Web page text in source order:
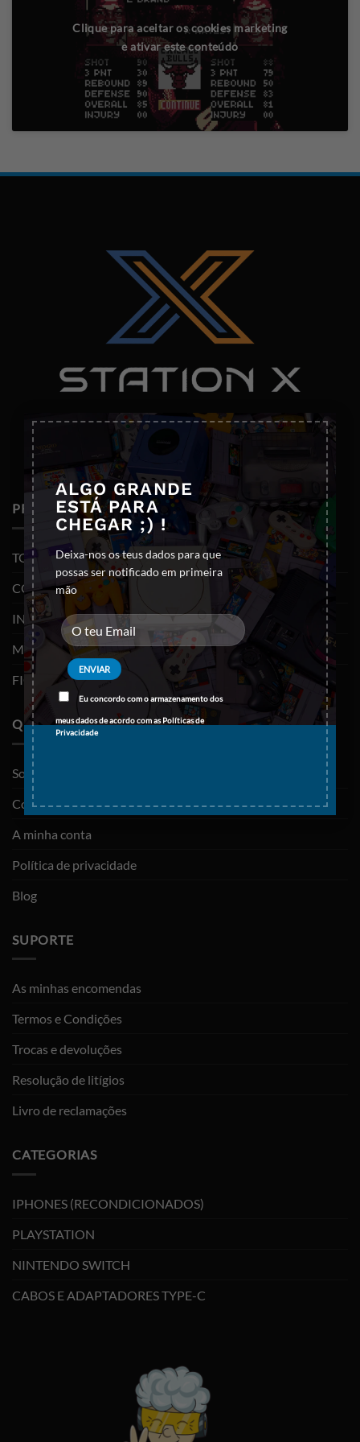
ALGO GRANDE
ESTÁ PARA
CHEGAR ;) !
Deixa-nos os teus dados para que
possas ser notificado em primeira
mão
Eu concordo com o armazenamento dos
meus dados de acordo com asPolíticas de
Privacidade
×
Clique para aceitar os cookies marketing
e ativar este conteúdo
PRODUTOS
TODOS OS PRODUTOS
CONSOLAS E VIDEOJOGOS
INFORMÁTICA
MOBILIDADE
FIGURAS FUNKO POP
QUEM SOMOS
Sobre nós
Contactos
A minha conta
Política de privacidade
Blog
SUPORTE
As minhas encomendas
Termos e Condições
Trocas e devoluções
Resolução de litígios
Livro de reclamações
CATEGORIAS
IPHONES (RECONDICIONADOS)
PLAYSTATION
NINTENDO SWITCH
CABOS E ADAPTADORES TYPE-C